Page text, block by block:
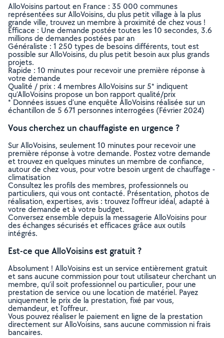
AlloVoisins partout en France : 35 000 communes
représentées sur AlloVoisins, du plus petit village à la plus
grande ville, trouvez un membre à proximité de chez vous !
Efficace : Une demande postée toutes les 10 secondes, 3.6
millions de demandes postées par an
Généraliste : 1 250 types de besoins différents, tout est
possible sur AlloVoisins, du plus petit besoin aux plus grands
projets.
Rapide : 10 minutes pour recevoir une première réponse à
votre demande
Qualité / prix : 4 membres AlloVoisins sur 5* indiquent
qu’AlloVoisins propose un bon rapport qualité/prix
* Données issues d’une enquête AlloVoisins réalisée sur un
échantillon de 5 671 personnes interrogées (Février 2024)
Vous cherchez un chauffagiste en urgence ?
Sur AlloVoisins, seulement 10 minutes pour recevoir une
première réponse à votre demande. Postez votre demande
et trouvez en quelques minutes un membre de confiance,
autour de chez vous, pour votre besoin urgent de chauffage -
climatisation
Consultez les profils des membres, professionnels ou
particuliers, qui vous ont contacté. Présentation, photos de
réalisation, expertises, avis : trouvez l'offreur idéal, adapté à
votre demande et à votre budget.
Conversez ensemble depuis la messagerie AlloVoisins pour
des échanges sécurisés et efficaces grâce aux outils
intégrés.
Est-ce que AlloVoisins est gratuit ?
Absolument ! AlloVoisins est un service entièrement gratuit
et sans aucune commission pour tout utilisateur cherchant un
membre, qu’il soit professionnel ou particulier, pour une
prestation de service ou une location de matériel. Payez
uniquement le prix de la prestation, fixé par vous,
demandeur, et l’offreur.
Vous pouvez réaliser le paiement en ligne de la prestation
directement sur AlloVoisins, sans aucune commission ni frais
bancaires.